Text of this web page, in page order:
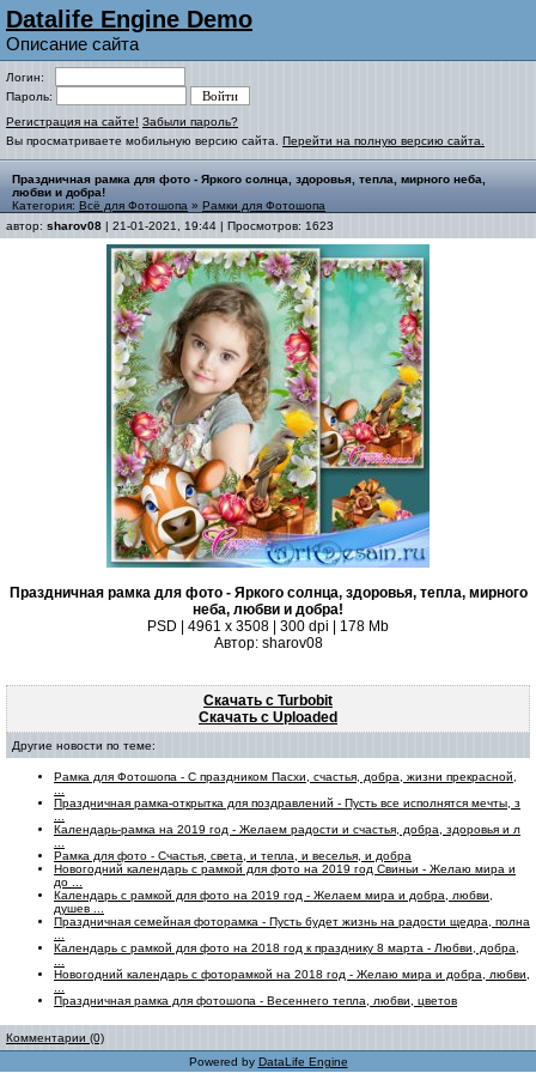
Datalife Engine Demo
Описание сайта
Логин:
Пароль:
Регистрация на сайте! Забыли пароль?
Вы просматриваете мобильную версию сайта. Перейти на полную версию сайта.
Праздничная рамка для фото - Яркого солнца, здоровья, тепла, мирного неба,
любви и добра!
Категория: Всё для Фотошопа » Рамки для Фотошопа
автор: sharov08 | 21-01-2021, 19:44 | Просмотров: 1623
Праздничная рамка для фото - Яркого солнца, здоровья, тепла, мирного
неба, любви и добра!
PSD | 4961 х 3508 | 300 dpi | 178 Mb
Автор: sharov08
Скачать с Turbobit
Скачать с Uploaded
Другие новости по теме:
Рамка для Фотошопа - С праздником Пасхи, счастья, добра, жизни прекрасной,
Праздничная рамка-открытка для поздравлений - Пусть все исполнятся мечты, з
Календарь-рамка на 2019 год - Желаем радости и счастья, добра, здоровья и л
Рамка для фото - Счастья, света, и тепла, и веселья, и добра
Новогодний календарь с рамкой для фото на 2019 год Свиньи - Желаю мира и
до ...
Календарь с рамкой для фото на 2019 год - Желаем мира и добра, любви,
душев ...
Праздничная семейная фоторамка - Пусть будет жизнь на радости щедра, полна
Календарь с рамкой для фото на 2018 год к празднику 8 марта - Любви, добра,
Новогодний календарь с фоторамкой на 2018 год - Желаю мира и добра, любви,
Праздничная рамка для фотошопа - Весеннего тепла, любви, цветов
Комментарии (0)
Powered by DataLife Engine